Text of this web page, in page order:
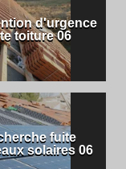
d'urgence
toiture 06
fuite
solaires 06